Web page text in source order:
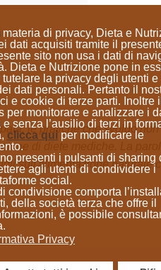
di privacy, Dieta e
dati acquisiti tramite il
sito non usa i dati di
. Dieta e Nutrizione pone in
la privacy degli utenti e
dati personali. Pertanto il
e cookie di terze parti. Inoltre
per monitorare e analizzare i
senza l’ausilio di terzi in
, clicca qui per modificare le
presenti i pulsanti di sharing
agli utenti di condividere i
social.
condivisione comporta
della società terza che offre il
è possibile
Privacy
le pratiche che svolgo
di diete mediche. La
sull'alimentazione naturale